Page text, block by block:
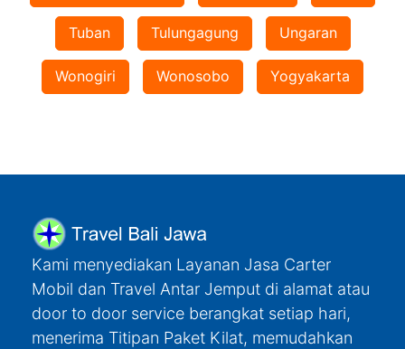
Tuban Tulungagung Ungaran
Wonogiri Wonosobo Yogyakarta
Kami menyediakan Layanan Jasa Carter
Mobil dan Travel Antar Jemput di alamat atau
door to door service berangkat setiap hari,
menerima Titipan Paket Kilat, memudahkan